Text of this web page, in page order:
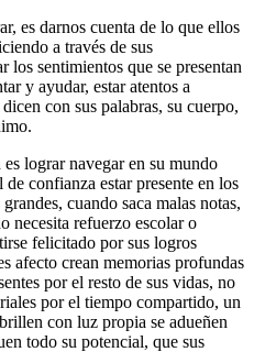
es darnos cuenta de lo que ellos
a través de sus
los sentimientos que se presentan
y ayudar, estar atentos a
con sus palabras, su cuerpo,
lograr navegar en su mundo
confianza estar presente en los
cuando saca malas notas,
necesita refuerzo escolar o
felicitado por sus logros
afecto crean memorias profundas
por el resto de sus vidas, no
por el tiempo compartido, un
con luz propia se adueñen
todo su potencial, que sus